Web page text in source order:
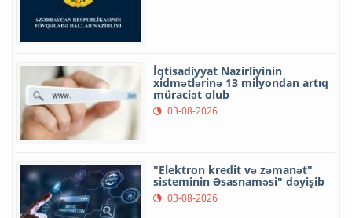
İqtisadiyyat Nazirliyinin
xidmətlərinə 13 milyondan artıq
müraciət olub
03-08-2026
"Elektron kredit və zəmanət"
sisteminin Əsasnaməsi" dəyişib
03-08-2026